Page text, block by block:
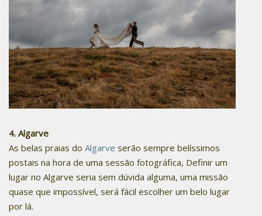
4. Algarve
As belas praias do Algarve serão sempre belíssimos
postais na hora de uma sessão fotográfica, Definir um
lugar no Algarve seria sem dúvida alguma, uma missão
quase que impossível, será fácil escolher um belo lugar
por lá.